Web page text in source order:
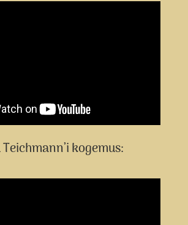
kogemus: